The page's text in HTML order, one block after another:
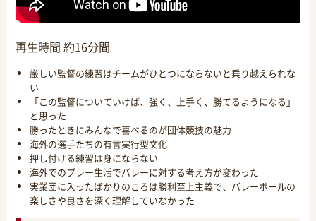
再生時間 約16分間
厳しい監督の練習はチームがひとつにならないと乗り越えられな
い
「この監督についていけば、強く、上手く、勝てるようになる」
と思った
勝ったときにみんなで喜べるのが団体競技の魅力
海外の選手たちの有言実行型文化
押し付ける練習は身にならない
海外でのプレー生活でバレーに対する考え方が変わった
実業団に入ったばかりのころは勝利至上主義で、バレーボールの
楽しさや良さを深く理解していなかった